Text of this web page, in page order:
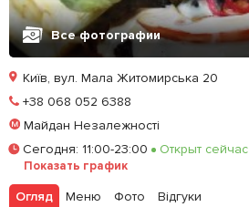
Все фотографии
Залишити відгук
Київ, вул. Мала Житомирська 20
+38 068 052 6388
Майдан Незалежності
Сегодня: 11:00-23:00 Открыт сейчас
Показать график
Огляд Меню Фото Відгуки